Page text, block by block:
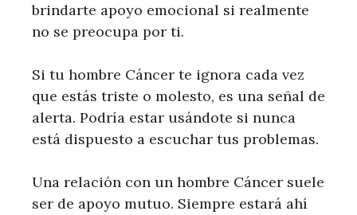
brindarte apoyo emocional si realmente
no se preocupa por ti.
Si tu hombre Cáncer te ignora cada vez
que estás triste o molesto, es una señal de
alerta. Podría estar usándote si nunca
está dispuesto a escuchar tus problemas.
Una relación con un hombre Cáncer suele
ser de apoyo mutuo. Siempre estará ahí